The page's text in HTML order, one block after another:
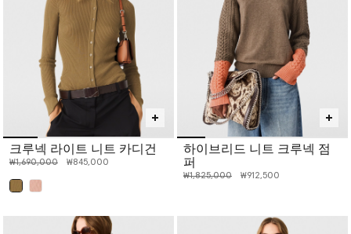
크루넥 라이트 니트 카디건
인하 전 가격:
₩1,690,000인하된 가격:
₩845,000
하이브리드 니트 크루넥 점
퍼
인하 전 가격:
₩1,825,000인하된 가격:
₩912,500